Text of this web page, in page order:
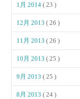
1月 2014( 23 )
12月 2013( 26 )
11月 2013( 26 )
10月 2013( 25 )
9月 2013( 25 )
8月 2013( 24 )